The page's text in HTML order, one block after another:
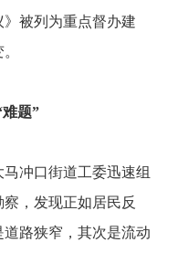
被列为重点督办建
题”
冲口街道工委迅速组
，发现正如居民反
路狭窄，其次是流动